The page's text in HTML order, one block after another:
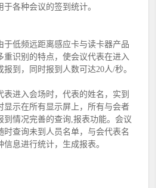
各种会议的签到统计。
于低频远距离感应卡与读卡器产品
重识别的特点，使会议代表在进入
到，同时报到人数可达20人/秒。
表进入会场时，代表的姓名，实到
显示在所有显示屏上，所有与会者
到情况完善的查询,报表功能。会议
时查询未到人员名单，与会代表名
息进行统计，生成报表。